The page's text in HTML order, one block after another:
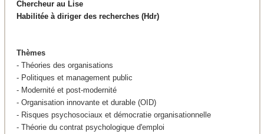
Chercheur au Lise
Habilitée à diriger des recherches (Hdr)
Thèmes
- Théories des organisations
- Politiques et management public
- Modernité et post-modernité
- Organisation innovante et durable (OID)
- Risques psychosociaux et démocratie organisationnelle
- Théorie du contrat psychologique d'emploi